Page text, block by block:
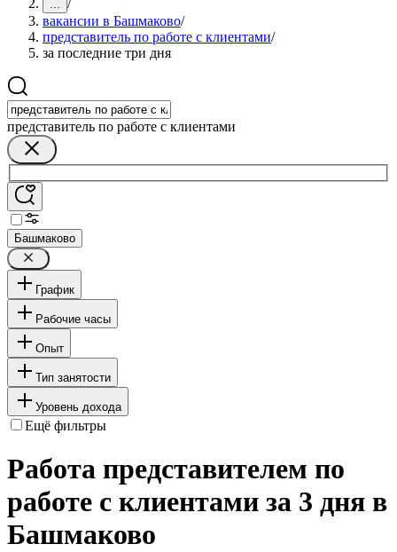
... /
вакансии в Башмаково/
представитель по работе с клиентами/
за последние три дня
представитель по работе с клиентами
Башмаково
График
Рабочие часы
Опыт
Тип занятости
Уровень дохода
Ещё фильтры
Работа представителем по
работе с клиентами за 3 дня в
Башмаково